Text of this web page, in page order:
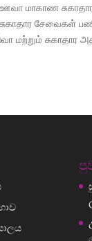
ஊவா மாகாண
சேவைகள்
சுகாதார